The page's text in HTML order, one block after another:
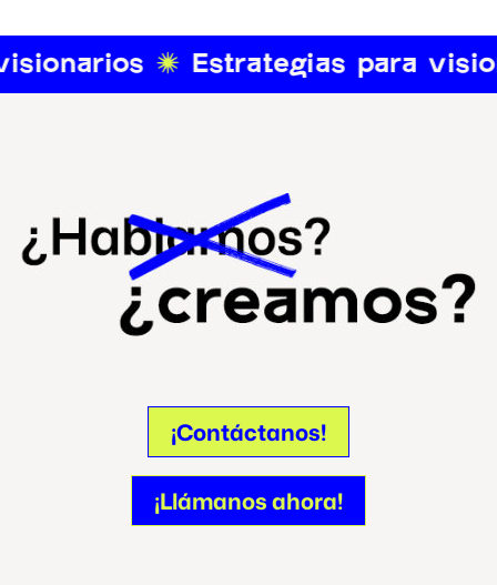
¡Contáctanos!
¡Contáctanos!
¡Llámanos ahora!
¡Llámanos ahora!